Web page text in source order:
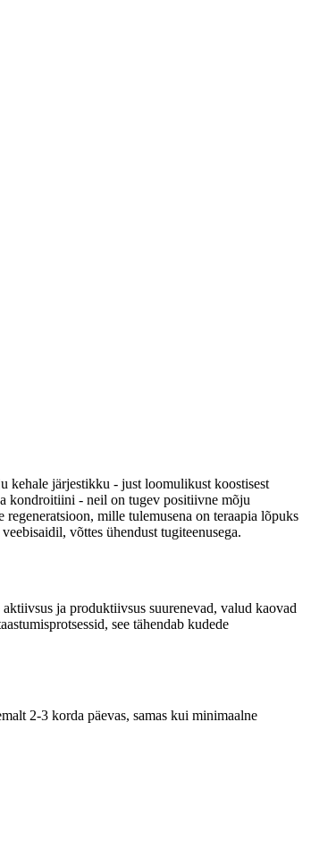
kehale järjestikku - just loomulikust koostisest
kondroitiini - neil on tugev positiivne mõju
mille tulemusena on teraapia lõpuks
võttes ühendust tugiteenusega.
ja produktiivsus suurenevad, valud kaovad
see tähendab kudede
2-3 korda päevas, samas kui minimaalne